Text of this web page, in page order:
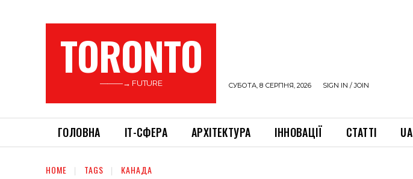
TORONTO
———→ FUTURE СУБОТА, 8 СЕРПНЯ, 2026 SIGN IN / JOIN
ГОЛОВНА ІТ-СФЕРА АРХІТЕКТУРА ІННОВАЦІЇ СТАТТІ UA
HOME TAGS КАНАДА